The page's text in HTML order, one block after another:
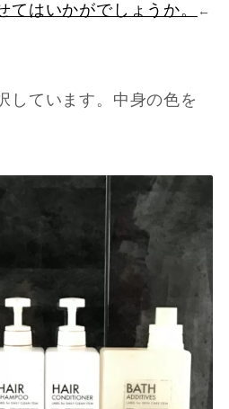
てはいかがでしょうか。
←
しています。中身の色を